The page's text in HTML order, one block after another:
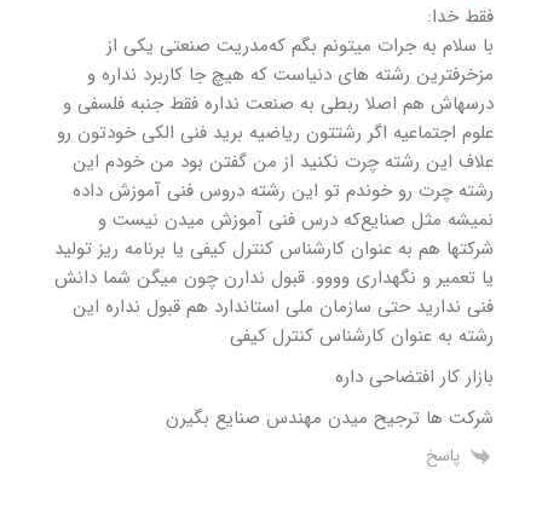
فقط‌ خدا:
با سلام‌ به جرات میتونم‌ بگم‌ که‌مدریت صنعتی یکی از
مزخرفترین‌ رشته‌ های دنیاست‌ که‌ هیچ‌ جا کاربرد نداره‌ و
درسهاش‌ هم‌ اصلا‌ ربطی به صنعت‌ نداره‌ فقط‌ جنبه فلسفی‌ و
علوم‌ اجتماعیه‌ اگر رشتتون‌ ریاضیه‌ برید فنی الکی خودتون‌ رو
علاف این‌ رشته‌ چرت‌ نکنید از من‌ گفتن‌ بود من‌ خودم‌ این‌
رشته‌ چرت رو خوندم تو این‌ رشته‌ دروس فنی آموزش داده‌
نمیشه‌ مثل صنایع‌که‌ درس فنی آموزش میدن نیست و
شرکتها‌ هم‌ به عنوان‌ کارشناس کنترل کیفی یا برنامه ریز تولید
یا تعمیر و نگهداری وووو. قبول ندارن‌ چون‌ میگن‌ شما دانش
فنی ندارید حتی سازمان‌ ملی استاندارد هم‌ قبول نداره‌ این‌
رشته‌ به عنوان‌ کارشناس کنترل کیفی
بازار کار افتضاحی داره
شرکت ها ترجیح میدن مهندس صنایع بگیرن
پاسخ